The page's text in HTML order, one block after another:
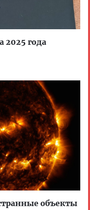
года
объекты